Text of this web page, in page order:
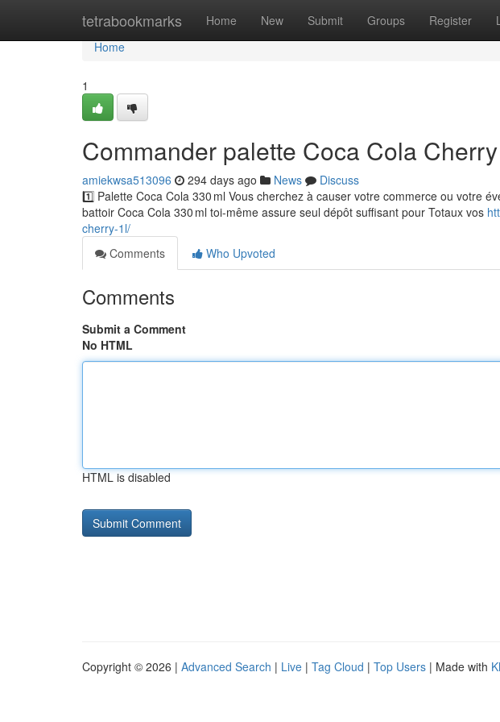
tetrabookmarks Home New Submit Groups Register
Home
Home
1
Commander palette Coca Cola
amiekwsa513096 294 days ago News
Discuss
1️⃣ Palette Coca Cola 330 ml Vous cherchez à causer votre commerce ou votre
battoir Coca Cola 330 ml toi-même assure seul dépôt suffisant pour Totaux vos
cherry-1l/
Comments
Who Upvoted
Comments
Submit a Comment
No HTML
HTML is disabled
Copyright © 2026 | Advanced Search | Live | Tag Cloud | Top Users | Made with